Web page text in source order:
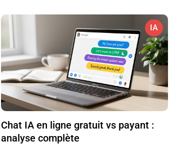
IA
Chat IA en ligne gratuit vs payant :
analyse complète